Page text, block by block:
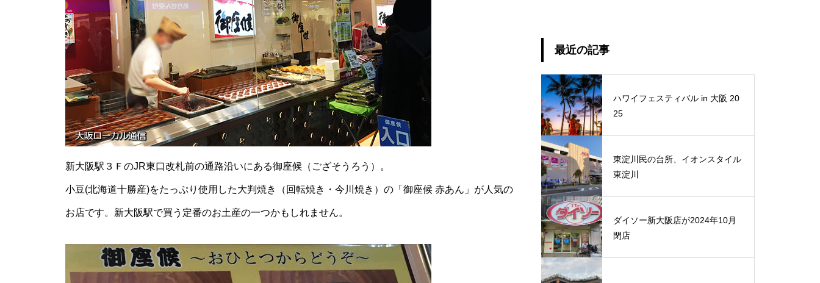
新大阪駅３ＦのJR東口改札前の通路沿いにある御座候（ござそうろう）。
小豆(北海道十勝産)をたっぷり使用した大判焼き（回転焼き・今川焼き）の「御座候 赤あん」が人気の
お店です。新大阪駅で買う定番のお土産の一つかもしれません。
最近の記事
ハワイフェスティバル in 大阪 20
25
東淀川民の台所、イオンスタイル
東淀川
ダイソー新大阪店が2024年10月
閉店